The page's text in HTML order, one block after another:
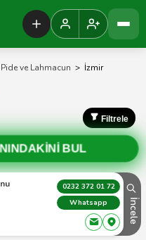
Pide ve Lahmacun > İzmir
Filtrele
BUL
0232 372 01 72
Whatsapp
İncele